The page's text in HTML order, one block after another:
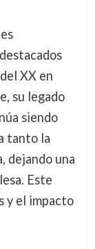
XX en
su legado
siendo
tanto la
dejando una
Este
y el impacto